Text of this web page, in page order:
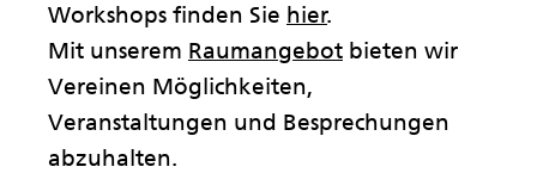
Workshops finden Sie hier.
Mit unserem Raumangebot bieten wir
Vereinen Möglichkeiten,
Veranstaltungen und Besprechungen
abzuhalten.